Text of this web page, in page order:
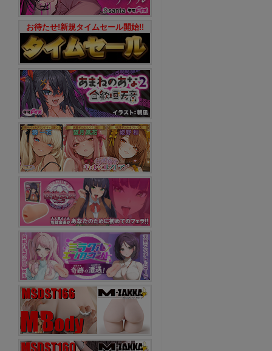
お待たせ!新規タイムセール開始!!